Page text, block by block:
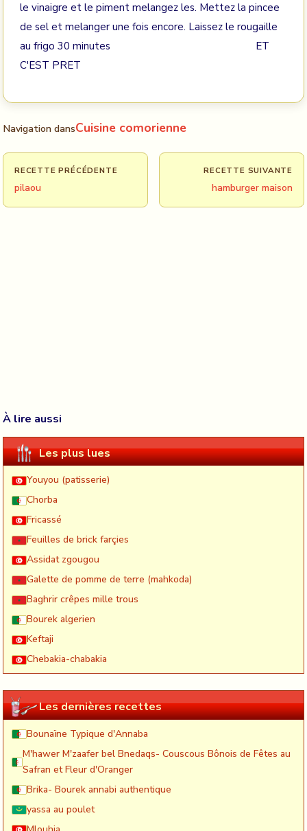
le vinaigre et le piment melangez les. Mettez la pincee
de sel et melanger une fois encore. Laissez le rougaille
au frigo 30 minutes ET
C'EST PRET
Navigation dansCuisine comorienne
RECETTE PRÉCÉDENTE
pilaou
RECETTE SUIVANTE
hamburger maison
À lire aussi
Les plus lues
Youyou (patisserie)
Chorba
Fricassé
Feuilles de brick farçies
Assidat zgougou
Galette de pomme de terre (mahkoda)
Baghrir crêpes mille trous
Bourek algerien
Keftaji
Chebakia-chabakia
Les dernières recettes
Bounaïne Typique d'Annaba
M'hawer M'zaafer bel Bnedaqs- Couscous Bônois de Fêtes au
Safran et Fleur d'Oranger
Brika- Bourek annabi authentique
yassa au poulet